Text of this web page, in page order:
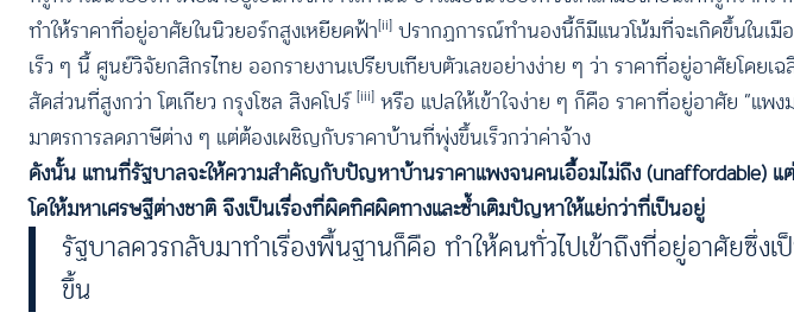
ทำให้ราคาที่อยู่อาศัยในนิวยอร์กสูงเหยียดฟ้า[ii] ปรากฏการณ์ทำนองนี้ก็มีแนวโน้มที่จะเกิดขึ้นในเมื
เร็ว ๆ นี้ ศูนย์วิจัยกสิกรไทย ออกรายงานเปรียบเทียบตัวเลขอย่างง่าย ๆ ว่า ราคาที่อยู่อาศัยโดยเฉ
สัดส่วนที่สูงกว่า โตเกียว กรุงโซล สิงคโปร์[iii] หรือ แปลให้เข้าใจง่าย ๆ ก็คือ ราคาที่อยู่อาศัย “แพ
มาตรการลดภาษีต่าง ๆ แต่ต้องเผชิญกับราคาบ้านที่พุ่งขึ้นเร็วกว่าค่าจ้าง
ดังนั้น แทนที่รัฐบาลจะให้ความสำคัญกับปัญหาบ้านราคาแพงจนคนเอื้อมไม่ถึง (unaffordable)
โดให้มหาเศรษฐีต่างชาติ จึงเป็นเรื่องที่ผิดทิศผิดทางและซ้ำเติมปัญหาให้แย่กว่าที่เป็นอยู่
รัฐบาลควรกลับมาทำเรื่องพื้นฐานก็คือ ทำให้คนทั่วไปเข้าถึงที่อยู่อาศัยซึ่ง
ขึ้น